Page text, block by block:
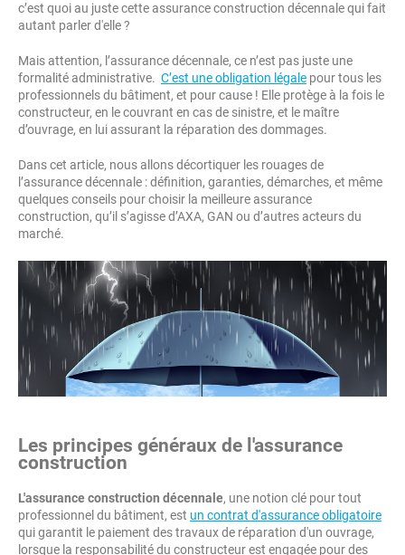
c’est quoi au juste cette assurance construction décennale qui fait
autant parler d'elle ?
Mais attention, l’assurance décennale, ce n’est pas juste une
formalité administrative. C’est une obligation légale pour tous les
professionnels du bâtiment, et pour cause ! Elle protège à la fois le
constructeur, en le couvrant en cas de sinistre, et le maître
d’ouvrage, en lui assurant la réparation des dommages.
Dans cet article, nous allons décortiquer les rouages de
l’assurance décennale : définition, garanties, démarches, et même
quelques conseils pour choisir la meilleure assurance
construction, qu’il s’agisse d’AXA, GAN ou d’autres acteurs du
marché.
Les principes généraux de l'assurance
construction
L'assurance construction décennale, une notion clé pour tout
professionnel du bâtiment, est un contrat d'assurance obligatoire
qui garantit le paiement des travaux de réparation d'un ouvrage,
lorsque la responsabilité du constructeur est engagée pour des